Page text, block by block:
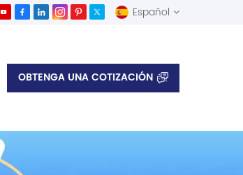
Español
English
OBTENGA UNA COTIZACIÓN